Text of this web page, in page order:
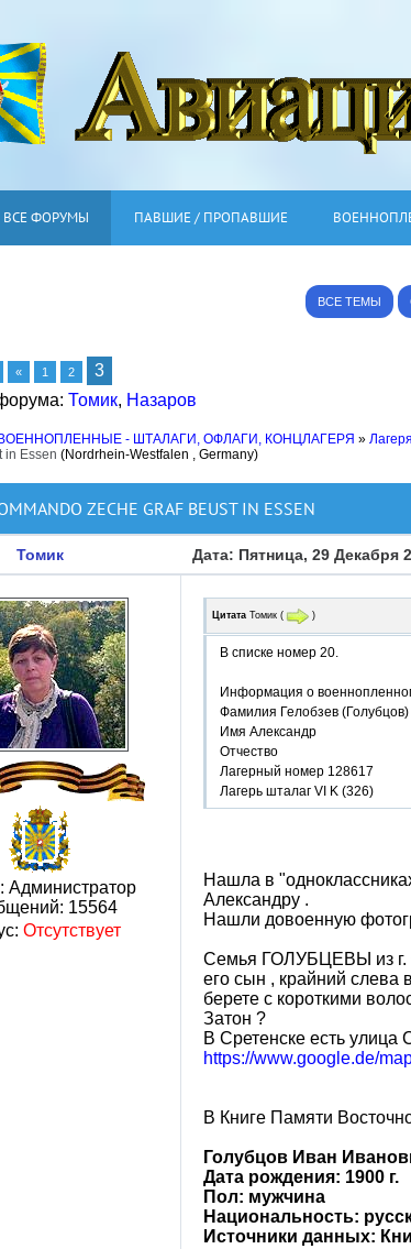
ВСЕ ФОРУМЫ ПАВШИЕ / ПРОПАВШИЕ
ВСЕ ТЕМЫ
« 1 2
3
Томик, Назаров
ВОЕННОПЛЕННЫЕ - ШТАЛАГИ, ОФЛАГИ, КОНЦЛАГЕРЯ »
in Essen (Nordrhein-Westfalen , Germany)
ZECHE GRAF BEUST IN ESSEN
Томик Дата: Пятница, 29 Декабря
Администратор
15564
Отсутствует
Цитата Томик ( )
В списке номер 20.
Информация о
Фамилия Гелобзев (Голубцов)
Имя Александр
Отчество
Лагерный номер 128617
Лагерь шталаг VI K (326)
Нашла в
Александру .
Нашли довоенную
Семья ГОЛУБЦЕВЫ из г.
его сын , крайний слева
берете с короткими
Затон ?
В Сретенске есть
https://www.google.de/
В Книге Памяти
Голубцов Иван
Дата рождения: 1900 г.
Пол: мужчина
Национальность:
Источники данных: